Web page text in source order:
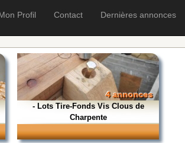
Profil Contact
Dernières annonces
4 annonces
- Lots Tire-Fonds Vis Clous de
Charpente